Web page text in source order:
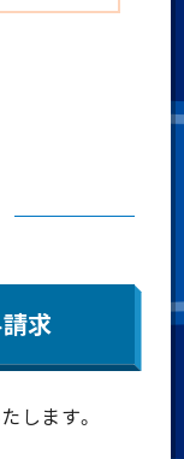
求
します。